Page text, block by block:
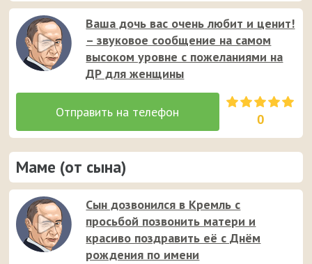
Ваша дочь вас очень любит и ценит!
– звуковое сообщение на самом
высоком уровне с пожеланиями на
ДР для женщины
0
Маме (от сына)
Сын дозвонился в Кремль с
просьбой позвонить матери и
красиво поздравить её с Днём
рождения по имени